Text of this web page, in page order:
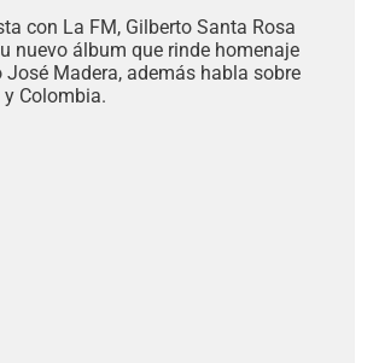
con La FM, Gilberto Santa Rosa
nuevo álbum que rinde homenaje
José Madera, además habla sobre
y Colombia.